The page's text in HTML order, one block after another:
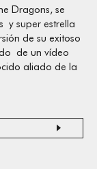
Dragons, se
y super estrella
de su exitoso
de un vídeo
aliado de la